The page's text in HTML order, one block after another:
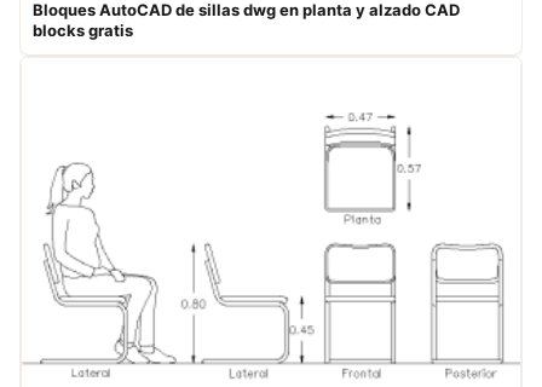
Bloques A​utoCAD de sillas dwg en planta y alzado​ ​CAD
blocks​ gratis